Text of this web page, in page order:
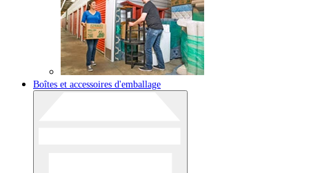
Boîtes et accessoires d'emballage